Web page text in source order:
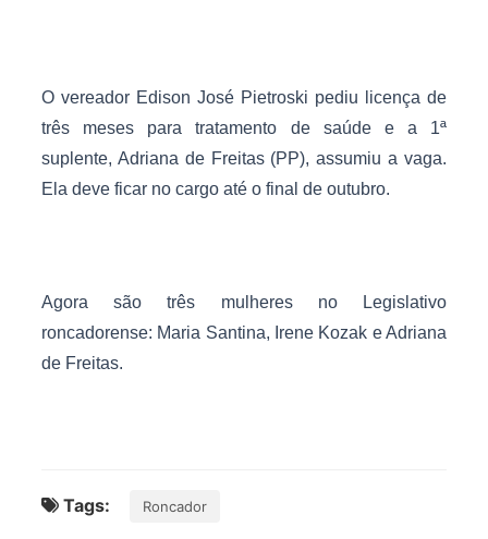
O vereador Edison José Pietroski pediu licença de
três meses para tratamento de saúde e a 1ª
suplente, Adriana de Freitas (PP), assumiu a vaga.
Ela deve ficar no cargo até o final de outubro.
Agora são três mulheres no Legislativo
roncadorense: Maria Santina, Irene Kozak e Adriana
de Freitas.
Tags: Roncador